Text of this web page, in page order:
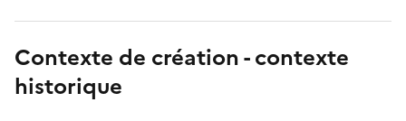
Contexte de création - contexte
historique